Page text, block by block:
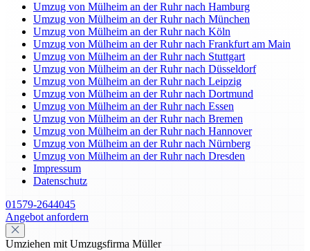
Umzug von Mülheim an der Ruhr nach Hamburg
Umzug von Mülheim an der Ruhr nach München
Umzug von Mülheim an der Ruhr nach Köln
Umzug von Mülheim an der Ruhr nach Frankfurt am Main
Umzug von Mülheim an der Ruhr nach Stuttgart
Umzug von Mülheim an der Ruhr nach Düsseldorf
Umzug von Mülheim an der Ruhr nach Leipzig
Umzug von Mülheim an der Ruhr nach Dortmund
Umzug von Mülheim an der Ruhr nach Essen
Umzug von Mülheim an der Ruhr nach Bremen
Umzug von Mülheim an der Ruhr nach Hannover
Umzug von Mülheim an der Ruhr nach Nürnberg
Umzug von Mülheim an der Ruhr nach Dresden
Impressum
Datenschutz
01579-2644045
Angebot anfordern
Umziehen mit Umzugsfirma Müller